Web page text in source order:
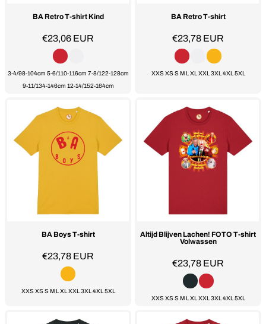
BA Retro T-shirt Kind
€23,06 EUR
3-4/98-104cm 5-6/110-116cm 7-8/122-128cm
9-11/134-146cm 12-14/152-164cm
BA Retro T-shirt
€23,78 EUR
XXS XS S M L XL XXL 3XL 4XL 5XL
BA Boys T-shirt
€23,78 EUR
XXS XS S M L XL XXL 3XL 4XL 5XL
Altijd Blijven Lachen! FOTO T-shirt
Volwassen
€23,78 EUR
XXS XS S M L XL XXL 3XL 4XL 5XL